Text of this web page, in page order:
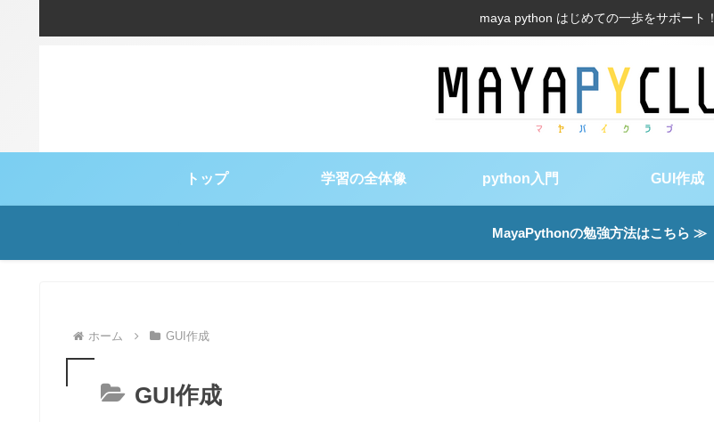
maya python はじめての一歩をサポート！
トップ 学習の全体像 python入門 GUI作成
MayaPythonの勉強方法はこちら ≫
ホーム GUI作成
GUI作成